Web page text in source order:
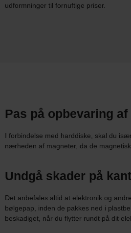
udformninger til fornuftige priser.
Pas på opbevaring
I forbindelse med harddiske, skal du
nærheden af magneter, da de
Undgå skader på
Det anbefales altid at elektronik og
bølgepap, inden de pakkes ned i
beskadiget, når du flytter rundt på dit